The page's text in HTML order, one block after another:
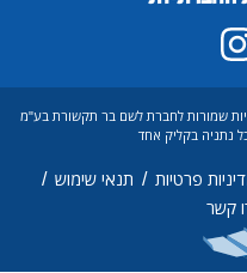
שמורות לחברת לשם בר תקשורת בע"מ
נתניה בקליק אחד
פרטיות / תנאי שימוש /
קשר